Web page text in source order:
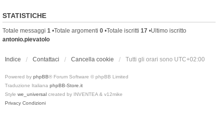
STATISTICHE
Totale messaggi 1 •Totale argomenti 0 •Totale iscritti 17 •Ultimo iscritto
antonio.pievatolo
Indice Contattaci Cancella cookie Tutti gli orari sono UTC+02:00
Powered by phpBB® Forum Software © phpBB Limited
Traduzione Italiana phpBB-Store.it
Style we_universal created by INVENTEA & v12mike
Privacy Condizioni